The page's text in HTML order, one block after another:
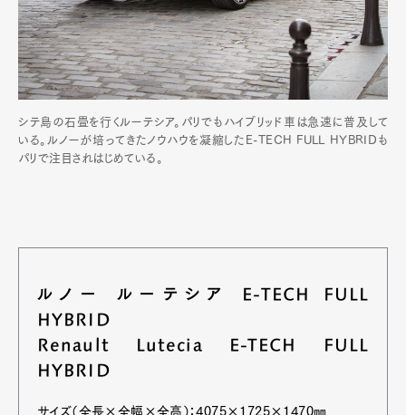
シテ島の石畳を行くルーテシア。パリでもハイブリッド車は急速に普及して
いる。ルノーが培ってきたノウハウを凝縮したE-TECH FULL HYBRIDも
パリで注目されはじめている。
ルノー ルーテシア E-TECH FULL
HYBRID
Renault Lutecia E-TECH FULL
HYBRID
サイズ（全長×全幅×全高）：4075×1725×1470㎜